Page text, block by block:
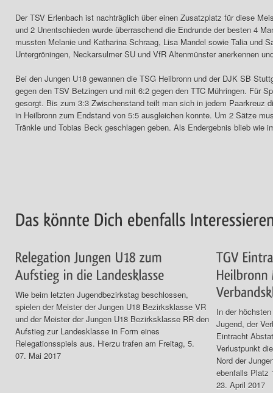
Der TSV Erlenbach ist nachträglich über einen Zusatzplatz für diese
und 2 Unentschieden wurde überraschend die Endrunde der besten 4
mussten Melanie und Katharina Schraag, Lisa Mandel sowie Talia und
Untergröningen, Neckarsulmer SU und VfR Altenmünster anerkennen
Bei den Jungen U18 gewannen die TSG Heilbronn und der DJK SB
gegen den TSV Betzingen und mit 6:2 gegen den TTC Mühringen. Für
gesorgt. Bis zum 3:3 Zwischenstand teilt man sich in jedem Paarkreuz
in Heilbronn zum Endstand von 5:5 ausgleichen konnte. Um 2 Sätze
Tränkle und Tobias Beck geschlagen geben. Als Endergebnis blieb
Wie beim letzten Jugendbezirkstag beschlossen,
spielen der Meister der Jungen U18 Bezirksklasse VR
und der Meister der Jungen U18 Bezirksklasse RR den
Aufstieg zur Landesklasse in Form eines
Relegationsspiels aus. Hierzu trafen am Freitag, 5.
07. Mai 2017
In der
Jugend, der
Eintracht
Verlustpunkt
Nord der
ebenfalls Platz
23. April 2017